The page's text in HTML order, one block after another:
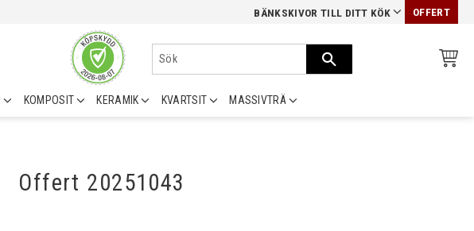
BÄNKSKIVOR TILL DITT KÖK OFFERT
KOMPOSIT KERAMIK KVARTSIT MASSIVTRÄ
Offert 20251043